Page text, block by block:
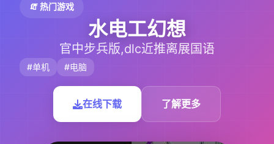
🧯 热门游戏
水电工幻想
官中步兵版,dlc近推离展国语
#单机 #电脑
在线下载 了解更多